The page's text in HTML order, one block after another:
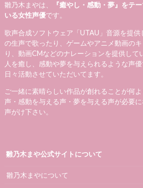
雛乃木まやは、
『癒やし・感動・夢』をテ
いる女性声優です。
歌声合成ソフトウェア「UTAU」音源を提
の生声で歌ったり、ゲームやアニメ動画の
り、動画CMなどのナレーションを提供して
人を癒し、感動や夢を与えられるような声優
日々活動させていただいてます。
ご一緒に素晴らしい作品が創れることが何
声・感動を与える声・夢を与える声が必要
声がけ下さい。
雛乃木まや公式サイトについて
雛乃木まやについて